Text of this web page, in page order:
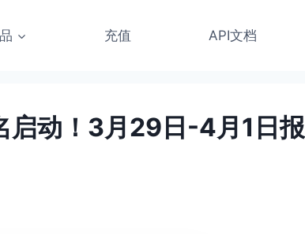
充值 API文档
启动！3月29日-4月1日报